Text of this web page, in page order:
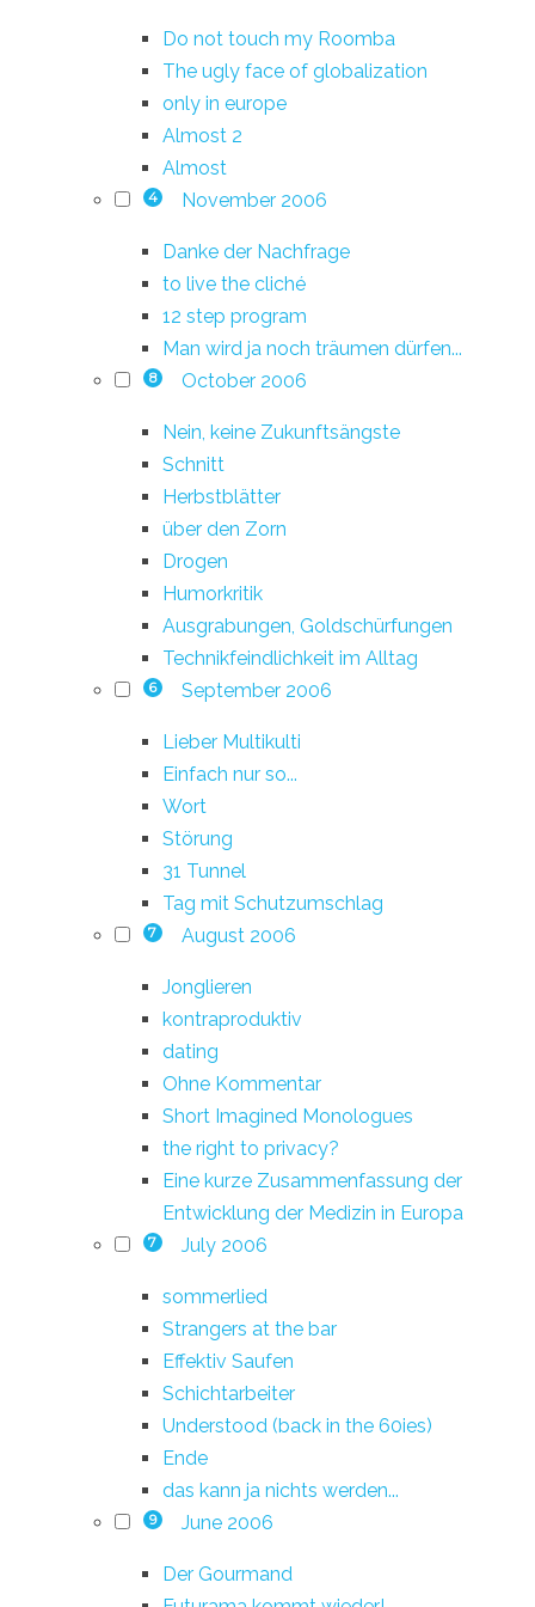
Do not touch my Roomba
The ugly face of globalization
only in europe
Almost 2
Almost
4 November 2006
Danke der Nachfrage
to live the cliché
12 step program
Man wird ja noch träumen dürfen...
8 October 2006
Nein, keine Zukunftsängste
Schnitt
Herbstblätter
über den Zorn
Drogen
Humorkritik
Ausgrabungen, Goldschürfungen
Technikfeindlichkeit im Alltag
6 September 2006
Lieber Multikulti
Einfach nur so...
Wort
Störung
31 Tunnel
Tag mit Schutzumschlag
7 August 2006
Jonglieren
kontraproduktiv
dating
Ohne Kommentar
Short Imagined Monologues
the right to privacy?
Eine kurze Zusammenfassung der
Entwicklung der Medizin in Europa
7 July 2006
sommerlied
Strangers at the bar
Effektiv Saufen
Schichtarbeiter
Understood (back in the 60ies)
Ende
das kann ja nichts werden...
9 June 2006
Der Gourmand